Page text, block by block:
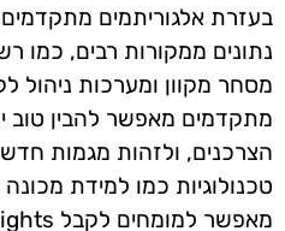
בעזרת אלגוריתמים
נתונים ממקורות רבים, כמו
מסחר מקוון ומערכות ניהול
מתקדמים מאפשר להבין טוב
הצרכנים, ולזהות מגמות
טכנולוגיות כמו למידת